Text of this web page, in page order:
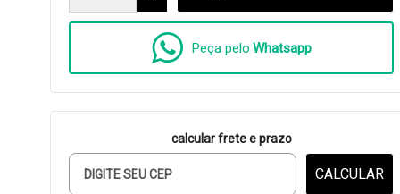
Peça pelo Whatsapp
calcular frete e prazo
CALCULAR